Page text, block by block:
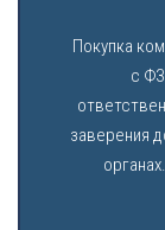
Покупка
с
заверения